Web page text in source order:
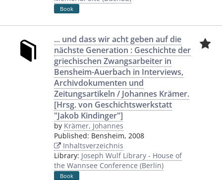
Book
... und dass wir acht geben auf die
nächste Generation : Geschichte der
griechischen Zwangsarbeiter in
Bensheim-Auerbach in Interviews,
Archivdokumenten und
Zeitungsartikeln / Johannes Krämer.
[Hrsg. von Geschichtswerkstatt
"Jakob Kindinger"]
by Krämer, Johannes
Published: Bensheim, 2008
Inhaltsverzeichnis
Library: Joseph Wulf Library - House of
the Wannsee Conference (Berlin)
Book